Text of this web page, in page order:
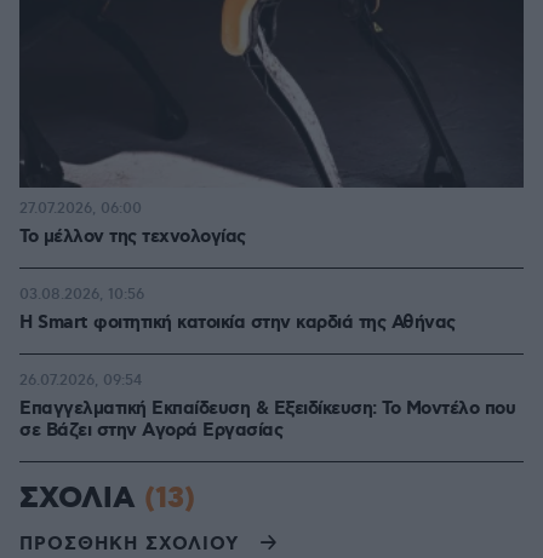
Το μέλλον της τεχνολογίας
27.07.2026, 06:00
Η Smart φοιτητική κατοικία στην καρδιά της Αθήνας
03.08.2026, 10:56
Επαγγελματική Εκπαίδευση & Εξειδίκευση: Το Mοντέλο που
σε Bάζει στην Aγορά Eργασίας
26.07.2026, 09:54
ΣΧΟΛΙΑ (13)
ΠΡΟΣΘΗΚΗ ΣΧΟΛΙΟΥ